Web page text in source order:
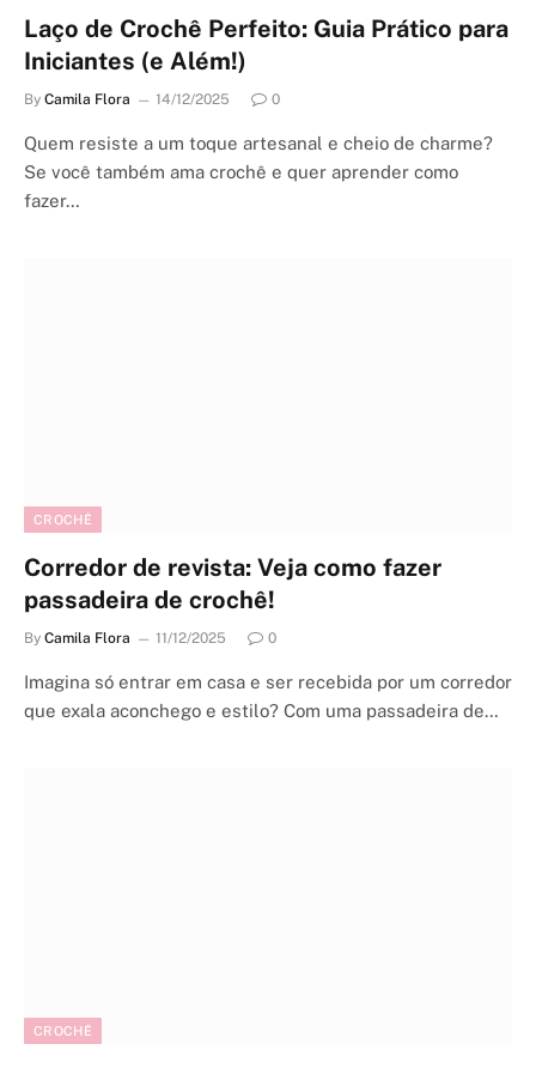
Laço de Crochê Perfeito: Guia Prático para
Iniciantes (e Além!)
By Camila Flora 14/12/2025 0
Quem resiste a um toque artesanal e cheio de charme?
Se você também ama crochê e quer aprender como
fazer…
CROCHÊ
Corredor de revista: Veja como fazer
passadeira de crochê!
By Camila Flora 11/12/2025 0
Imagina só entrar em casa e ser recebida por um corredor
que exala aconchego e estilo? Com uma passadeira de…
CROCHÊ